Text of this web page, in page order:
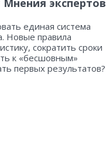
Мнения экспертов
единая система
Новые правила
сократить сроки
к «бесшовным»
первых результатов?